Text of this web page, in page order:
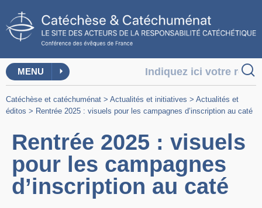
MENU
Catéchèse et catéchuménat > Actualités et initiatives > Actualités et
éditos > Rentrée 2025 : visuels pour les campagnes d’inscription au caté
Rentrée 2025 : visuels
pour les campagnes
d’inscription au caté